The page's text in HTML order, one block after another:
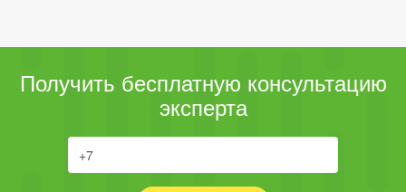
Получить бесплатную консультацию
эксперта